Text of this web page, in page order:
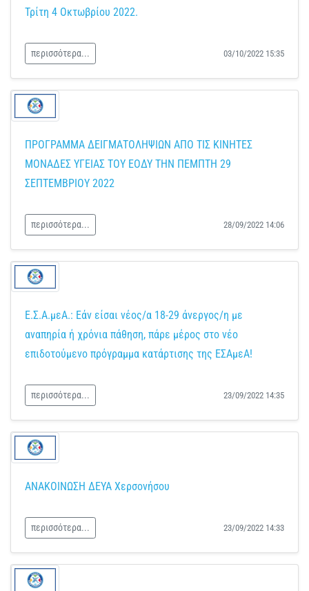
Τρίτη 4 Οκτωβρίου 2022.
περισσότερα... 03/10/2022 15:35
ΠΡΟΓΡΑΜΜΑ ΔΕΙΓΜΑΤΟΛΗΨΙΩΝ ΑΠΟ ΤΙΣ ΚΙΝΗΤΕΣ
ΜΟΝΑΔΕΣ ΥΓΕΙΑΣ ΤΟΥ ΕΟΔΥ ΤΗΝ ΠΕΜΠΤΗ 29
ΣΕΠΤΕΜΒΡΙΟΥ 2022
περισσότερα... 28/09/2022 14:06
Ε.Σ.Α.μεΑ.: Εάν είσαι νέος/α 18-29 άνεργος/η με
αναπηρία ή χρόνια πάθηση, πάρε μέρος στο νέο
επιδοτούμενο πρόγραμμα κατάρτισης της ΕΣΑμεΑ!
περισσότερα... 23/09/2022 14:35
ΑΝΑΚΟΙΝΩΣΗ ΔΕΥΑ Χερσονήσου
περισσότερα... 23/09/2022 14:33